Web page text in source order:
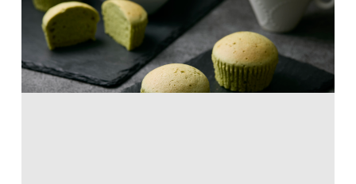
パンミックス・デザートミックス